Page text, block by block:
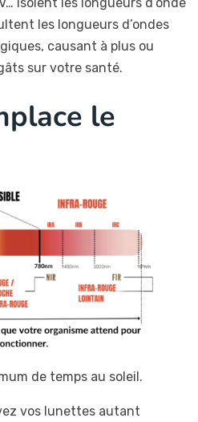
les longueurs d’ondes
causant à plus ou
sur votre santé.
le
de temps au soleil.
vos lunettes autant